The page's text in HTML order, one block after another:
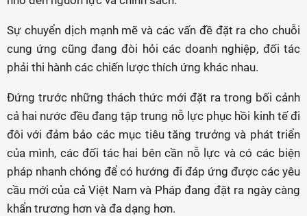
Sự chuyển dịch mạnh mẽ và các vấn đề đặt ra cho chuỗi
cung ứng cũng đang đòi hỏi các doanh nghiệp, đối tác
phải thi hành các chiến lược thích ứng khác nhau.
Đứng trước những thách thức mới đặt ra trong bối cảnh
cả hai nước đều đang tập trung nỗ lực phục hồi kinh tế đi
đôi với đảm bảo các mục tiêu tăng trưởng và phát triển
của mình, các đối tác hai bên cần nỗ lực và có các biện
pháp nhanh chóng để có hướng đi đáp ứng được các yêu
cầu mới của cả Việt Nam và Pháp đang đặt ra ngày càng
khẩn trương hơn và đa dạng hơn.